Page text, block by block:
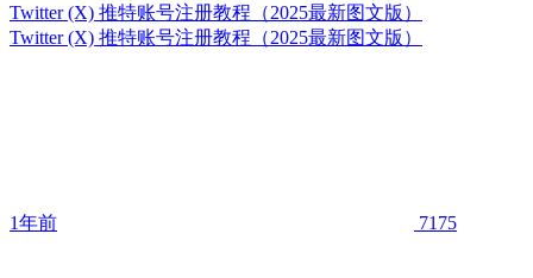
Twitter (X) 推特账号注册教程（2025最新图文版）
Twitter (X) 推特账号注册教程（2025最新图文版）
1年前 7175